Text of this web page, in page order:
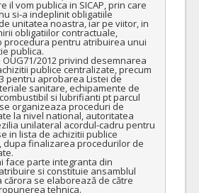
il vom publica in SICAP, prin care
si-a indeplinit obligatiile
unitatea noastra, iar pe viitor, in
obligatiilor contractuale,
procedura pentru atribuirea unui
publica.
2012 privind desemnarea
publice centralizate, precum
pentru aprobarea Listei de
sanitare, echipamente de
si lubrifianti pt parcul
organizeaza proceduri de
la nivel national, autoritatea
unilateral acordul-cadru pentru
in lista de achizitii publice
dupa finalizarea procedurilor de
face parte integranta din
si constituie ansamblul
se elaborează de către
tehnica.